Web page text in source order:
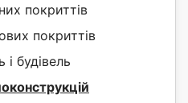
покриттів
покриттів
і будівель